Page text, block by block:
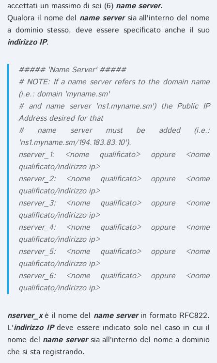
accettati un massimo di sei (6) name server.
Qualora il nome del name serversia all'interno del nome
a dominio stesso, deve essere specificato anche il suo
indirizzo IP.
##### 'Name Server' #####
# NOTE: If a name server refers to the domain name
(i.e.: domain 'myname.sm'
# and name server 'ns1.myname.sm') the Public IP
Address desired for that
# name server must be added (i.e.:
'ns1.myname.sm/194.183.83.10').
nserver_1: <nome qualificato> oppure <nome
qualificato/indirizzo ip>
nserver_2: <nome qualificato> oppure <nome
qualificato/indirizzo ip>
nserver_3: <nome qualificato> oppure <nome
qualificato/indirizzo ip>
nserver_4: <nome qualificato> oppure <nome
qualificato/indirizzo ip>
nserver_5: <nome qualificato> oppure <nome
qualificato/indirizzo ip>
nserver_6: <nome qualificato> oppure <nome
qualificato/indirizzo ip>
nserver_xè il nome del name serverin formato RFC822.
L'indirizzo IPdeve essere indicato solo nel caso in cui il
nome del name serversia all'interno del nome a dominio
che si sta registrando.